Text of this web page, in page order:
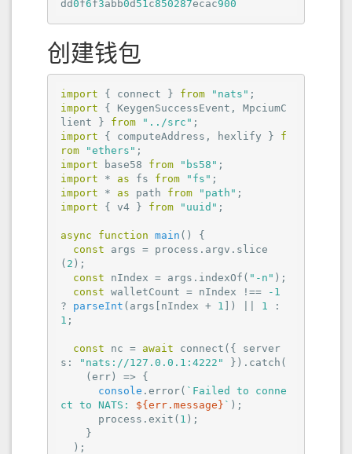
dd0f6f3abb0d 51 c850287ecac900
创建钱包
import { connect } from "nats"
import { KeygenSuccessEvent, MpciumC
lient } from "../src"
import { computeAddress, hexlify } f
rom
"ethers"
import base58 from "bs58"
import * as fs from "fs"
import * as path from "path"
import { v4 } from "uuid" ;
async function main ( ) {
const args = process.argv.slice
( 2 );
const nIndex = args.indexOf( "-n" );
const walletCount = nIndex !==
-1
? parseInt (args[nIndex + 1 ]) || 1
1 ;
const nc = await connect({ server
s : "nats://127.0.0.1:4222"
}).catch(
(err) => {
console .error( `Failed to conne
ct to NATS: ${err.message} ` );
      process.exit(
1 );